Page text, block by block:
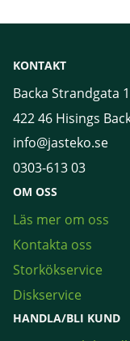
KONTAKT
Backa Strandgata
422 46 Hisings
info@jasteko.se
0303-613 03
OM OSS
Läs mer om oss
Kontakta oss
Storkökservice
Diskservice
HANDLA/BLI KUND